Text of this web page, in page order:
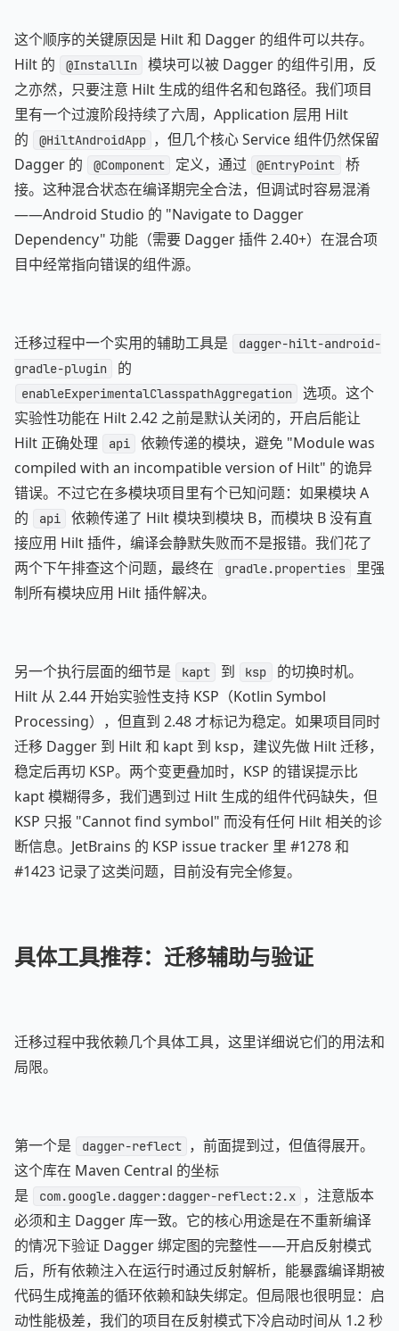
这个顺序的关键原因是 Hilt 和 Dagger 的组件可以共存。
Hilt 的
@InstallIn
模块可以被 Dagger 的组件引用，反
之亦然，只要注意 Hilt 生成的组件名和包路径。我们项目
里有一个过渡阶段持续了六周，Application 层用 Hilt
的
@HiltAndroidApp ，但几个核心 Service 组件仍然保留
Dagger 的
@Component 定义，通过 @EntryPoint
桥
接。这种混合状态在编译期完全合法，但调试时容易混淆
——Android Studio 的 "Navigate to Dagger
Dependency" 功能（需要 Dagger 插件 2.40+）在混合项
目中经常指向错误的组件源。
迁移过程中一个实用的辅助工具是
dagger-hilt-android-
gradle-plugin
的
enableExperimentalClasspathAggregation
选项。这个
实验性功能在 Hilt 2.42 之前是默认关闭的，开启后能让
Hilt 正确处理
api
依赖传递的模块，避免 "Module was
compiled with an incompatible version of Hilt" 的诡异
错误。不过它在多模块项目里有个已知问题：如果模块 A
的
api
依赖传递了 Hilt 模块到模块 B，而模块 B 没有直
接应用 Hilt 插件，编译会静默失败而不是报错。我们花了
两个下午排查这个问题，最终在
gradle.properties
里强
制所有模块应用 Hilt 插件解决。
另一个执行层面的细节是 kapt 到 ksp
的切换时机。
Hilt 从 2.44 开始实验性支持 KSP（Kotlin Symbol
Processing），但直到 2.48 才标记为稳定。如果项目同时
迁移 Dagger 到 Hilt 和 kapt 到 ksp，建议先做 Hilt 迁移，
稳定后再切 KSP。两个变更叠加时，KSP 的错误提示比
kapt 模糊得多，我们遇到过 Hilt 生成的组件代码缺失，但
KSP 只报 "Cannot find symbol" 而没有任何 Hilt 相关的诊
断信息。JetBrains 的 KSP issue tracker 里 #1278 和
#1423 记录了这类问题，目前没有完全修复。
具体工具推荐：迁移辅助与验证
迁移过程中我依赖几个具体工具，这里详细说它们的用法和
局限。
第一个是 dagger-reflect ，前面提到过，但值得展开。
这个库在 Maven Central 的坐标
是
com.google.dagger:dagger-reflect:2.x ，注意版本
必须和主 Dagger 库一致。它的核心用途是在不重新编译
的情况下验证 Dagger 绑定图的完整性——开启反射模式
后，所有依赖注入在运行时通过反射解析，能暴露编译期被
代码生成掩盖的循环依赖和缺失绑定。但局限也很明显：启
动性能极差，我们的项目在反射模式下冷启动时间从 1.2 秒